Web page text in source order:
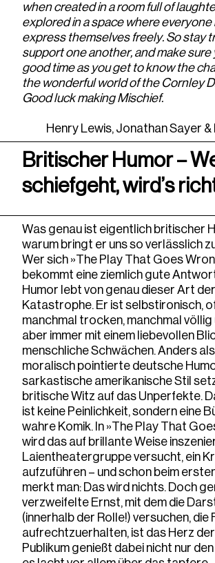
when created in a room full of
explored in a space where everyone
express themselves freely. So stay
support one another, and make sure
good time as you get to know the
the wonderful world of the Cornley
Good luck making Mischief.
Henry Lewis, Jonathan Sayer &
Britischer Humor –
schiefgeht, wird’s
Was genau ist eigentlich britischer
warum bringt er uns so verlässlich
Wer sich »The Play That Goes
bekommt eine ziemlich gute
Humor lebt von genau dieser Art der
Katastrophe. Er ist selbstironisch,
manchmal trocken, manchmal
aber immer mit einem liebevollen
menschliche Schwächen. Anders
moralisch pointierte deutsche
sarkastische amerikanische Stil
britische Witz auf das Unperfekte.
ist keine Peinlichkeit, sondern eine
wahre Komik. In »The Play That
wird das auf brillante Weise
Laientheatergruppe versucht, ein
aufzuführen – und schon beim
merkt man: Das wird nichts. Doch
verzweifelte Ernst, mit dem die
(innerhalb der Rolle!) versuchen, die
aufrechtzuerhalten, ist das Herz der
Publikum genießt dabei nicht nur